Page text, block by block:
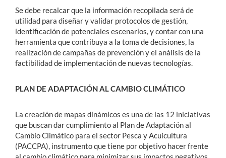
Se debe recalcar que la información recopilada será de
utilidad para diseñar y validar protocolos de gestión,
identificación de potenciales escenarios, y contar con una
herramienta que contribuya a la toma de decisiones, la
realización de campañas de prevención y el análisis de la
factibilidad de implementación de nuevas tecnologías.
PLAN DE ADAPTACIÓN AL CAMBIO CLIMÁTICO
La creación de mapas dinámicos es una de las 12 iniciativas
que buscan dar cumplimiento al Plan de Adaptación al
Cambio Climático para el sector Pesca y Acuicultura
(PACCPA), instrumento que tiene por objetivo hacer frente